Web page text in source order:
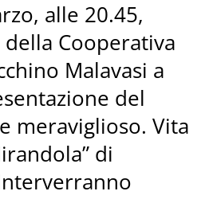
alle 20.45,
Cooperativa
Malavasi a
del
meraviglioso. Vita
di